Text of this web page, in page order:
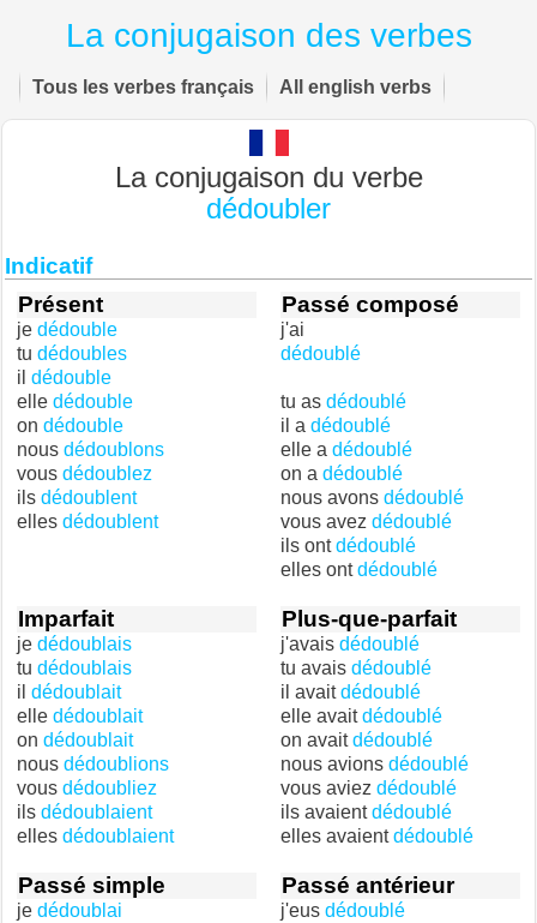
La conjugaison des verbes
Tous les verbes français All english verbs
La conjugaison du verbe
dédoubler
Indicatif
Présent
je dédouble
tu dédoubles
il dédouble
elle dédouble
on dédouble
nous dédoublons
vous dédoublez
ils dédoublent
elles dédoublent
Passé composé
j'ai
dédoublé
tu as dédoublé
il a dédoublé
elle a dédoublé
on a dédoublé
nous avons dédoublé
vous avez dédoublé
ils ontdédoublé
elles ontdédoublé
Imparfait
je dédoublais
tu dédoublais
il dédoublait
elle dédoublait
on dédoublait
nous dédoublions
vous dédoubliez
ils dédoublaient
elles dédoublaient
Plus-que-parfait
j'avais dédoublé
tu avais dédoublé
il avaitdédoublé
elle avaitdédoublé
on avaitdédoublé
nous avions dédoublé
vous aviez dédoublé
ils avaientdédoublé
elles avaientdédoublé
Passé simple
je dédoublai
Passé antérieur
j'eus dédoublé